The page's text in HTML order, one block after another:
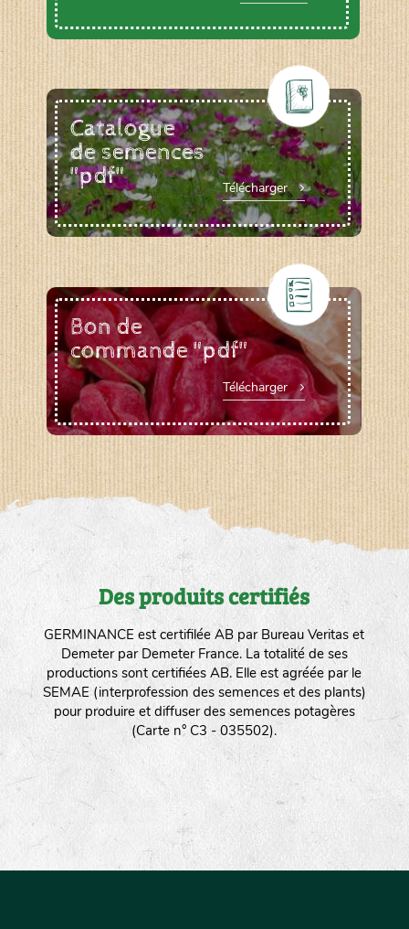
Catalogue
de semences
"pdf"
Télécharger
Bon de
commande "pdf"
Télécharger
Des produits certifiés
GERMINANCE est certifilée AB par Bureau Veritas et
Demeter par Demeter France. La totalité de ses
productions sont certifiées AB. Elle est agréée par le
SEMAE (interprofession des semences et des plants)
pour produire et diffuser des semences potagères
(Carte n° C3 - 035502).